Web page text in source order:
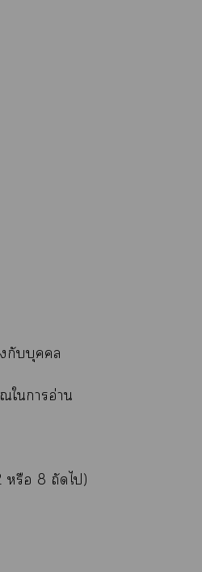
กับบุคคล
ใาอ่าน
หรือ 8 ถัดไ)